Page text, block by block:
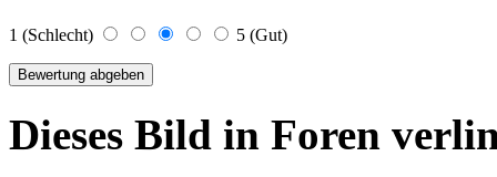
1 (Schlecht) 5 (Gut)
Dieses Bild in Foren